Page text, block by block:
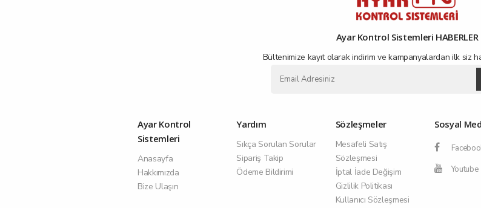
Ayar Kontrol Sistemleri HABERLER
Bültenimize kayıt olarak indirim ve kampanyalardan ilk siz
Ayar Kontrol
Sistemleri
Anasayfa
Hakkımızda
Bize Ulaşın
Yardım
Sıkça Sorulan Sorular
Sipariş Takip
Ödeme Bildirimi
Sözleşmeler
Mesafeli Satış
Sözleşmesi
İptal İade Değişim
Gizlilik Politikası
Kullanıcı Sözleşmesi
Sosyal
Youtube